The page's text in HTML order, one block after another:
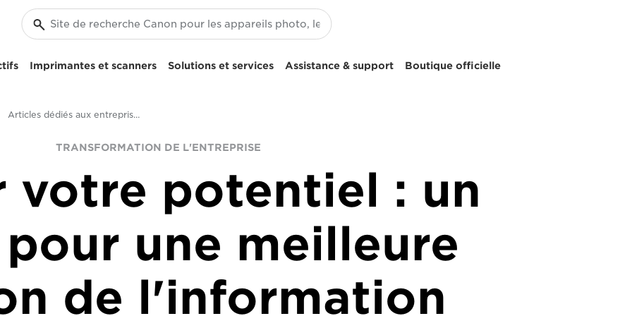
Imprimantes et scanners Solutions et services Assistance & support Boutique officielle
Articles dédiés aux entreprises et aux professionnels
TRANSFORMATION DE L'ENTREPRISE
votre potentiel : un
une meilleure
de l'information